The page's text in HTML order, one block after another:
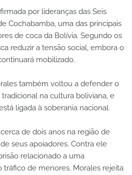
por lideranças das Seis
Cochabamba, uma das principais
de coca da Bolívia. Segundo os
reduzir a tensão social, embora o
mobilizado.
também voltou a defender o
na cultura boliviana, e
ligada à soberania nacional.
de dois anos na região de
seus apoiadores. Contra ele
relacionado a uma
tráfico de menores. Morales rejeita